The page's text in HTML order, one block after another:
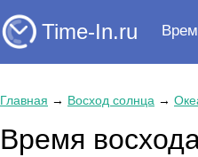
Time-In.ru
Главная → Восход солнца →
Время